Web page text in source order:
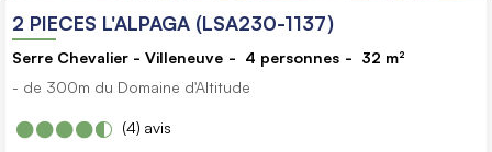
2 PIECES L'ALPAGA (LSA230-1137)
Serre Chevalier - Villeneuve 4 personnes 32 m²
- de 300m du Domaine d'Altitude
avis
(4)